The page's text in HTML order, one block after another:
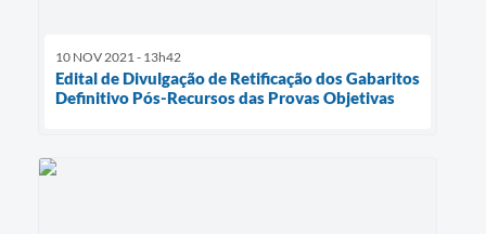
10 NOV 2021 - 13h42
Edital de Divulgação de Retificação dos Gabaritos
Definitivo Pós-Recursos das Provas Objetivas